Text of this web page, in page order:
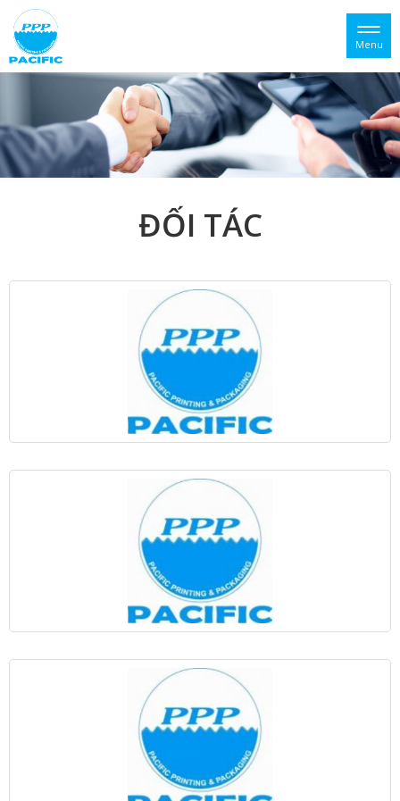
Menu
ĐỐI TÁC